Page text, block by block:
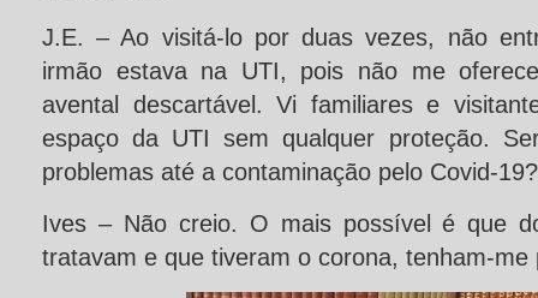
J.E. – Ao visitá-lo por duas vezes, não
irmão estava na UTI, pois não me
avental descartável. Vi familiares e
espaço da UTI sem qualquer proteção.
problemas até a contaminação pelo Covid-19?
Ives – Não creio. O mais possível é que
tratavam e que tiveram o corona, tenham-me